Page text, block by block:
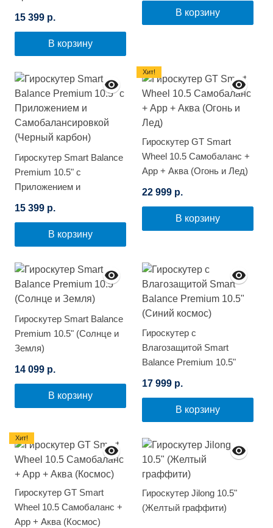
Самобалансировкой
(Граффити)
15 399 р.
В корзину
В корзину
Гироскутер Smart Balance
Premium 10.5" с
Приложением и
Самобалансировкой
(Черный карбон)
15 399 р.
В корзину
Гироскутер GT Smart
Wheel 10.5 Самобаланс +
App + Аква (Огонь и Лед)
22 999 р.
В корзину
Хит!
Гироскутер Smart Balance
Premium 10.5" (Солнце и
Земля)
14 099 р.
В корзину
Гироскутер с
Влагозащитой Smart
Balance Premium 10.5"
(Синий космос)
17 999 р.
В корзину
Гироскутер GT Smart
Wheel 10.5 Самобаланс +
App + Аква (Космос)
Хит!
Гироскутер Jilong 10.5"
(Желтый граффити)